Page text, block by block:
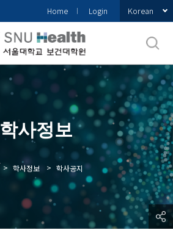
Home Login Korean
학사정보
> 학사정보 > 학사공지